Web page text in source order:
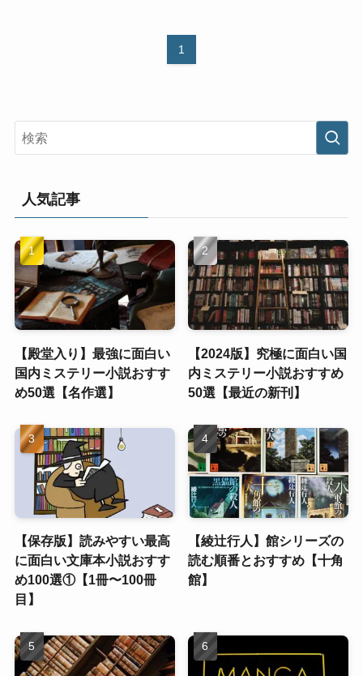
1
人気記事
【殿堂入り】最強に面白い
国内ミステリー小説おすす
め50選【名作選】
【2024版】究極に面白い国
内ミステリー小説おすすめ
50選【最近の新刊】
【保存版】読みやすい最高
に面白い文庫本小説おすす
め100選①【1冊〜100冊
目】
【綾辻行人】館シリーズの
読む順番とおすすめ【十角
館】